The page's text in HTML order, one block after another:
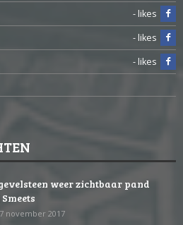
- likes
- likes
- likes
weer zichtbaar pand
november 2017